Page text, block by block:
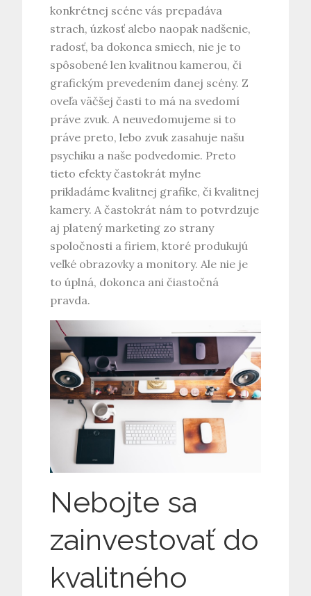
konkrétnej scéne vás prepadáva
strach, úzkosť alebo naopak nadšenie,
radosť, ba dokonca smiech, nie je to
spôsobené len kvalitnou kamerou, či
grafickým prevedením danej scény. Z
oveľa väčšej časti to má na svedomí
práve zvuk. A neuvedomujeme si to
práve preto, lebo zvuk zasahuje našu
psychiku a naše podvedomie. Preto
tieto efekty častokrát mylne
prikladáme kvalitnej grafike, či kvalitnej
kamery. A častokrát nám to potvrdzuje
aj platený marketing zo strany
spoločnosti a firiem, ktoré produkujú
veľké obrazovky a monitory. Ale nie je
to úplná, dokonca ani čiastočná
pravda.
Nebojte sa
zainvestovať do
kvalitného